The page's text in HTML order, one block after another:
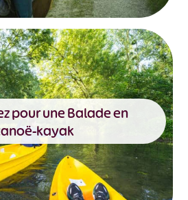
pour une Balade en
kayak